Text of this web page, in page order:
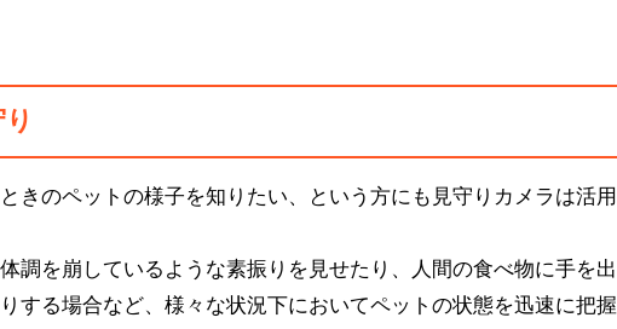
きのペットの様子を知りたい、という方にも見守りカメラは活用
調を崩しているような素振りを見せたり、人間の食べ物に手を出
する場合など、様々な状況下においてペットの状態を迅速に把握